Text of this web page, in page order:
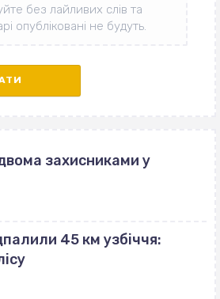
захисниками у
45 км узбіччя: